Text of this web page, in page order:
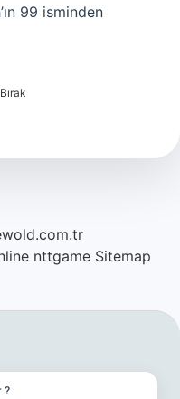
99 isminden
nttgame Sitemap
?